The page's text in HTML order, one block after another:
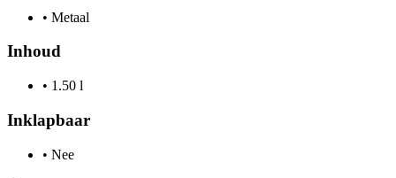
• Metaal
Inhoud
• 1.50 l
Inklapbaar
• Nee